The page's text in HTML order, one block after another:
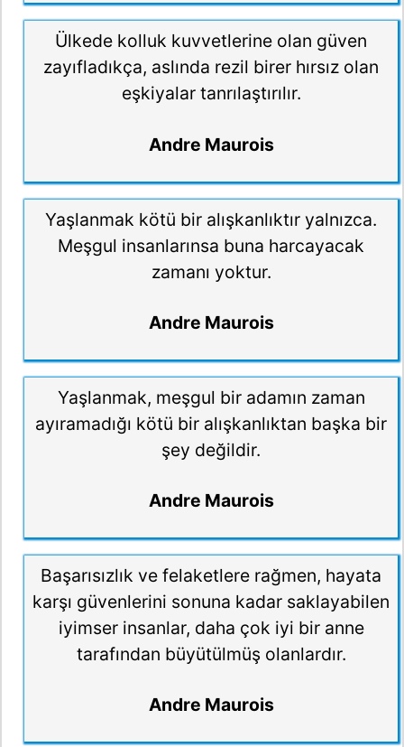
Ülkede kolluk kuvvetlerine olan güven
zayıfladıkça, aslında rezil birer hırsız olan
eşkiyalar tanrılaştırılır.
Andre Maurois
Yaşlanmak kötü bir alışkanlıktır yalnızca.
Meşgul insanlarınsa buna harcayacak
zamanı yoktur.
Andre Maurois
Yaşlanmak, meşgul bir adamın zaman
ayıramadığı kötü bir alışkanlıktan başka bir
şey değildir.
Andre Maurois
Başarısızlık ve felaketlere rağmen, hayata
karşı güvenlerini sonuna kadar saklayabilen
iyimser insanlar, daha çok iyi bir anne
tarafından büyütülmüş olanlardır.
Andre Maurois